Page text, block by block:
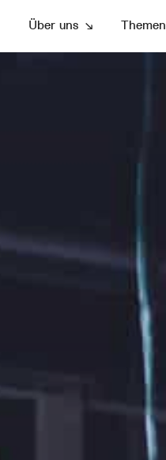
Über uns ↘ Themen